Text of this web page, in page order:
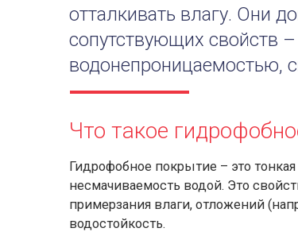
отталкивать влагу. Они
сопутствующих свойств
водонепроницаемостью,
Что такое
Гидрофобное покрытие – это
несмачиваемость водой. Это
примерзания влаги, отложений
водостойкость.